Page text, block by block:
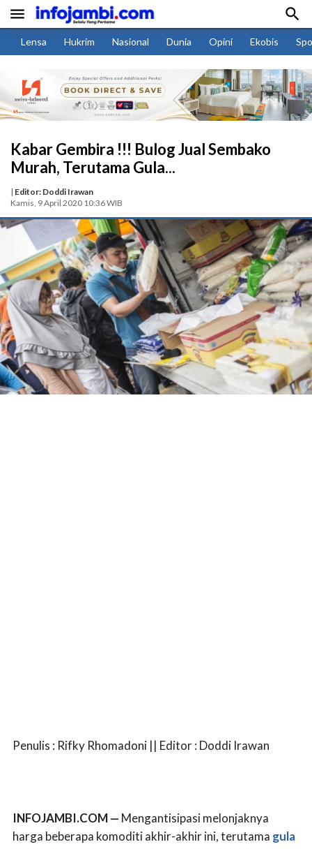
 
Lensa Hukrim Nasional Dunia Opini Ekobis
Kabar Gembira !!! Bulog Jual Sembako
Murah, Terutama Gula...
| Editor: Doddi Irawan
Kamis, 9 April 2020 10:36 WIB
Penulis : Rifky Rhomadoni || Editor : Doddi Irawan
INFOJAMBI.COM — Mengantisipasi melonjaknya
harga beberapa komoditi akhir-akhir ini, terutama gula